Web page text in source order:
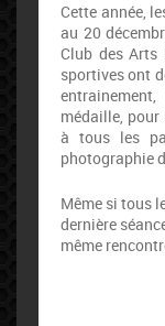
Cette année,
au 20
Club des
sportives ont
médaille,
à tous les
photographie
Même si tous
dernière
même